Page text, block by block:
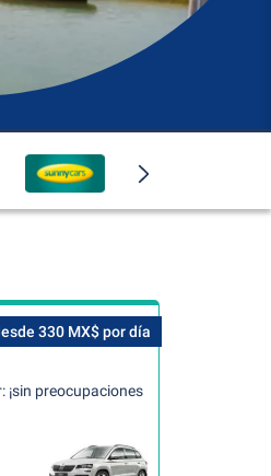
330 MX$ por día
¡sin preocupaciones